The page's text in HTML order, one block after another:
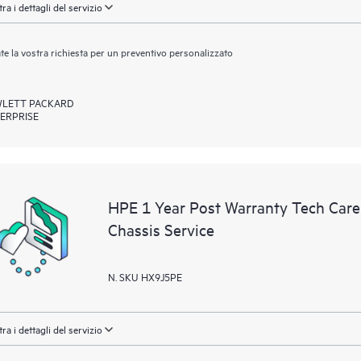
i dettagli del servizio
la vostra richiesta per un preventivo personalizzato
PACKARD
HPE 1 Year Post Warranty Tech
Chassis Service
N. SKU HX9J5PE
i dettagli del servizio